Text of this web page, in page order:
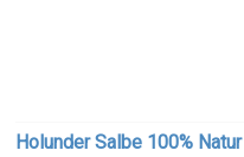
Holunder Salbe 100% Natur